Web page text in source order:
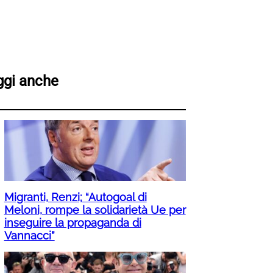
anche
Migranti, Renzi; “Autogoal di
Meloni, rompe la solidarietà Ue per
inseguire la propaganda di
Vannacci”